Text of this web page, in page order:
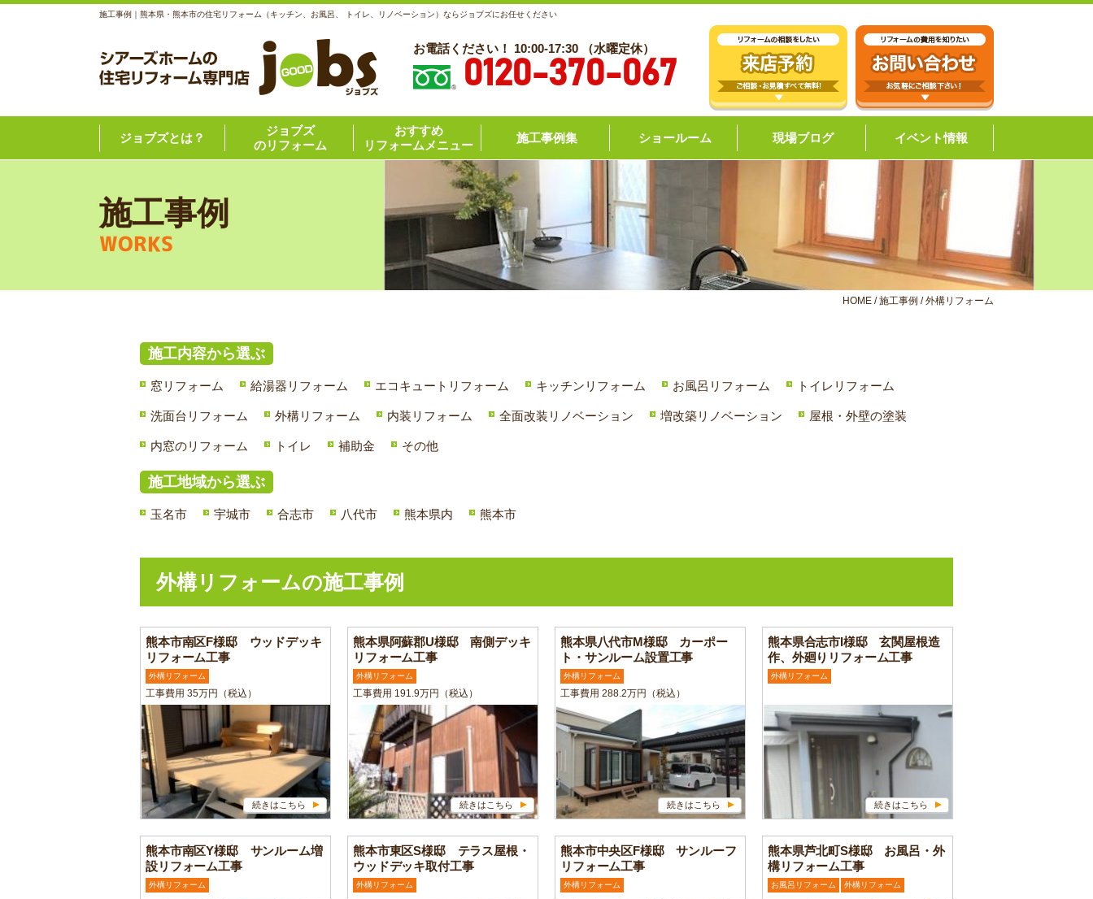
施工事例｜熊本県・熊本市の住宅リフォーム（キッチン、お風呂、 トイレ、リノベーション）ならジョブズにお任せください
お電話ください！ 10:00-17:30 （水曜定休）
0120-370-067
ジョブズとは？
ジョブズ
のリフォーム
おすすめ
リフォームメニュー
施工事例集 ショールーム 現場ブログ イベント情報
施工事例
WORKS
HOME /施工事例 /外構リフォーム
施工内容から選ぶ
窓リフォーム 給湯器リフォーム エコキュートリフォーム キッチンリフォーム お風呂リフォーム トイレリフォーム
洗面台リフォーム 外構リフォーム 内装リフォーム 全面改装リノベーション 増改築リノベーション 屋根・外壁の塗装
内窓のリフォーム トイレ 補助金 その他
施工地域から選ぶ
玉名市 宇城市 合志市 八代市 熊本県内 熊本市
外構リフォームの施工事例
熊本市南区F様邸 ウッドデッキ
リフォーム工事
外構リフォーム
工事費用 35万円（税込）
続きはこちら
熊本県阿蘇郡U様邸 南側デッキ
リフォーム工事
外構リフォーム
工事費用 191.9万円（税込）
続きはこちら
熊本県八代市M様邸 カーポー
ト・サンルーム設置工事
外構リフォーム
工事費用 288.2万円（税込）
続きはこちら
熊本県合志市I様邸 玄関屋根造
作、外廻りリフォーム工事
外構リフォーム
続きはこちら
熊本市南区Y様邸 サンルーム増
設リフォーム工事
外構リフォーム
熊本市東区S様邸 テラス屋根・
ウッドデッキ取付工事
外構リフォーム
熊本市中央区F様邸 サンルーフ
リフォーム工事
外構リフォーム
熊本県芦北町S様邸 お風呂・外
構リフォーム工事
お風呂リフォーム 外構リフォーム